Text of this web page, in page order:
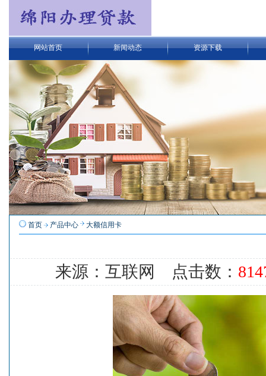
网站首页 新闻动态 资源下载
首页 产品中心 大额信用卡
来源：互联网 点击数：